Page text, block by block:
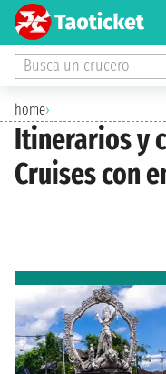
Busca un crucero
home›
Itinerarios y
Cruises con